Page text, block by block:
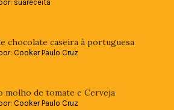
suareceita
chocolate caseira à portuguesa
Cooker Paulo Cruz
molho de tomate e Cerveja
Cooker Paulo Cruz